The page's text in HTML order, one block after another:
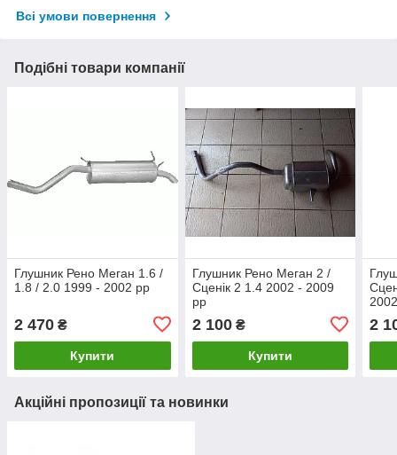
Всі умови повернення
Подібні товари компанії
Глушник Рено Меган 1.6 /
1.8 / 2.0 1999 - 2002 рр
2 470 ₴
Купити
Глушник Рено Меган 2 /
Сценік 2 1.4 2002 - 2009
рр
2 100₴
Купити
2
Акційні пропозиції та новинки